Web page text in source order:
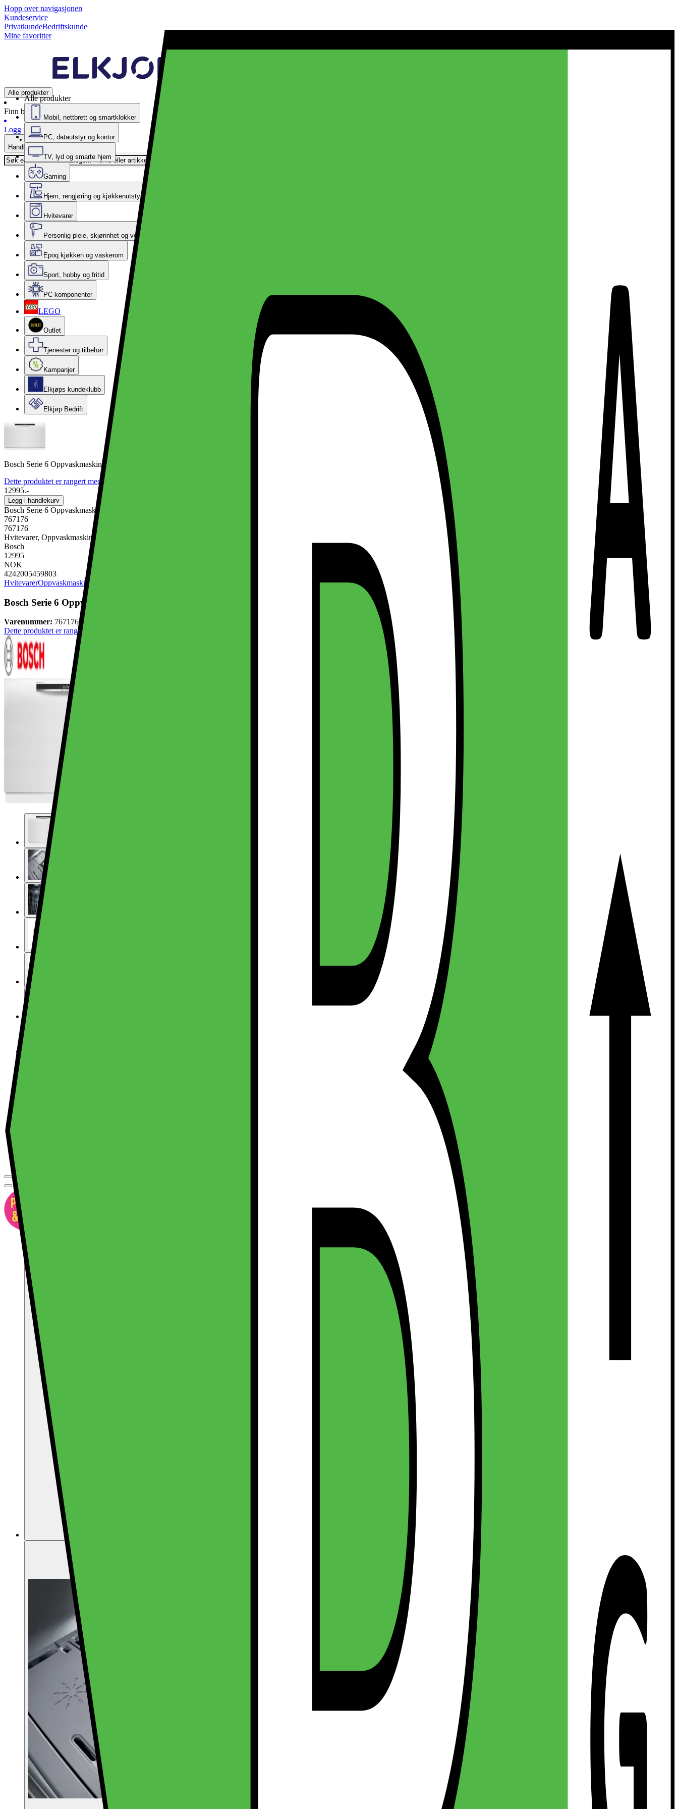
Hopp over navigasjonen
Kundeservice
PrivatkundeBedriftskunde
Mine favoritter
Alle produkter
Finn butikk
Logg inn
Handlekurv
Alle produkter
Mobil, nettbrett og smartklokker
PC, datautstyr og kontor
TV, lyd og smarte hjem
Gaming
Hjem, rengjøring og kjøkkenutstyr
Hvitevarer
Personlig pleie, skjønnhet og velvære
Epoq kjøkken og vaskerom
Sport, hobby og fritid
PC-komponenter
LEGO
Outlet
Tjenester og tilbehør
Kampanjer
Elkjøps kundeklubb
Elkjøp Bedrift
Bosch Serie 6 Oppvaskmaskin SMU6ZCW71S (Hvit)
Dette produktet er rangert med 4.7 av 5 stjerner.
12995.-
Legg i handlekurv
Bosch Serie 6 Oppvaskmaskin SMU6ZCW71S (Hvit)
767176
767176
Hvitevarer, Oppvaskmaskin
Bosch
12995
NOK
4242005459803
HvitevarerOppvaskmaskin
Bosch Serie 6 Oppvaskmaskin SMU6ZCW71S (Hvit)
Varenummer: 767176
Dette produktet er rangert med 4.7 av 5 stjerner.